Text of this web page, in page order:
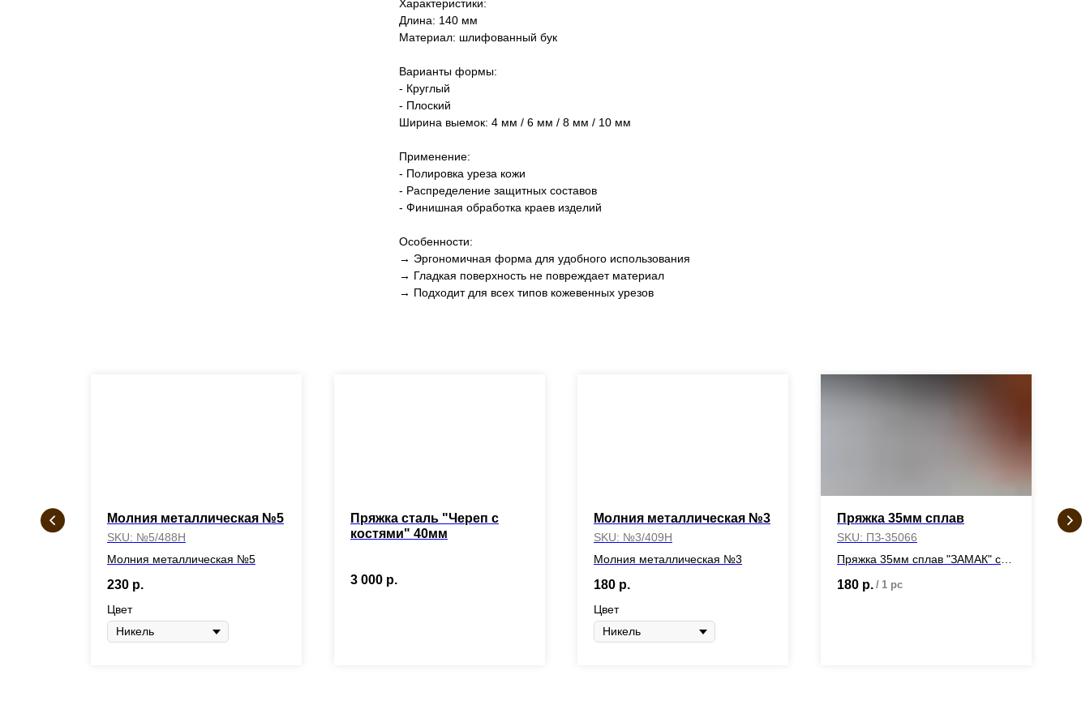
Характеристики:
Длина: 140 мм
Материал: шлифованный бук
Варианты формы:
- Круглый
- Плоский
Ширина выемок: 4 мм / 6 мм / 8 мм / 10 мм
Применение:
- Полировка уреза кожи
- Распределение защитных составов
- Финишная обработка краев изделий
Особенности:
→ Эргономичная форма для удобного использования
→ Гладкая поверхность не повреждает материал
→ Подходит для всех типов кожевенных урезов
Молния металлическая №5
SKU: №5/488Н
Молния металлическая №5
230 р.
Цвет
Пряжка сталь "Череп с
костями" 40мм
3 000 р.
Молния металлическая №3
SKU: №3/409Н
Молния металлическая №3
180 р.
Цвет
Пряжка 35мм сплав
SKU: ПЗ-35066
Пряжка 35мм сплав "ЗАМАК" с
180 р. / 1 pc